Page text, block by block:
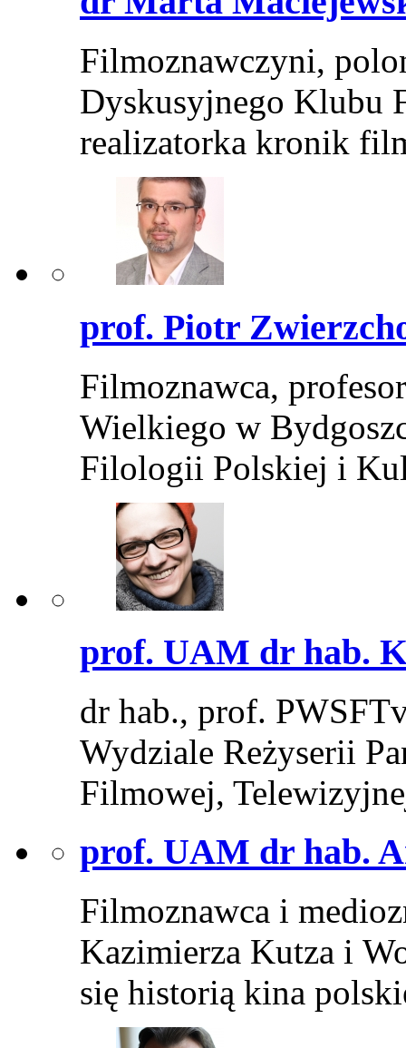
Filmoznawczyni,
Dyskusyjnego Klubu
realizatorka kronik
prof. Piotr
Filmoznawca,
Wielkiego w
Filologii Polskiej i
prof. UAM dr hab.
dr hab., prof.
Wydziale Reżyserii
Filmowej,
prof. UAM dr hab.
Filmoznawca i
Kazimierza Kutza i
się historią kina